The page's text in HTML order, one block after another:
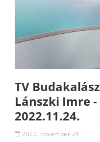
TV
Lánszki Imre
2022.11.24.
2022. november 24.